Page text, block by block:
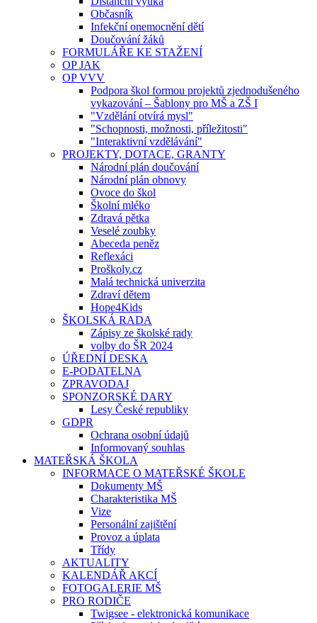
Občasník
Infekční onemocnění dětí
Doučování žáků
FORMULÁŘE KE STAŽENÍ
OP JAK
OP VVV
Podpora škol formou projektů zjednodušeného
vykazování – Šablony pro MŠ a ZŠ I
"Vzdělání otvírá mysl"
"Schopnosti, možnosti, příležitosti"
"Interaktivní vzdělávání"
PROJEKTY, DOTACE, GRANTY
Národní plán doučování
Národní plán obnovy
Ovoce do škol
Školní mléko
Zdravá pětka
Veselé zoubky
Abeceda peněz
Reflexáci
Proškoly.cz
Malá technická univerzita
Zdraví dětem
Hope4Kids
ŠKOLSKÁ RADA
Zápisy ze školské rady
volby do ŠR 2024
ÚŘEDNÍ DESKA
E-PODATELNA
ZPRAVODAJ
SPONZORSKÉ DARY
Lesy České republiky
GDPR
Ochrana osobní údajů
Informovaný souhlas
MATEŘSKÁ ŠKOLA
INFORMACE O MATEŘSKÉ ŠKOLE
Dokumenty MŠ
Charakteristika MŠ
Vize
Personální zajištění
Provoz a úplata
Třídy
AKTUALITY
KALENDÁŘ AKCÍ
FOTOGALERIE MŠ
PRO RODIČE
Twigsee - elektronická komunikace